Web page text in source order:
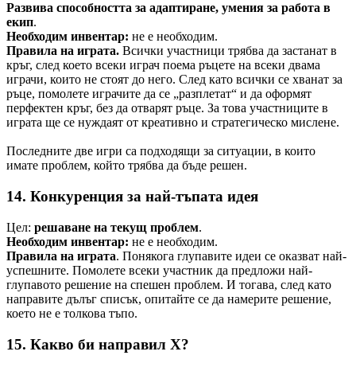
Развива способността за адаптиране, умения за работа в
екип.
Необходим инвентар: не е необходим.
Правила на играта. Всички участници трябва да застанат в
кръг, след което всеки играч поема ръцете на всеки двама
играчи, които не стоят до него. След като всички се хванат за
ръце, помолете играчите да се „разплетат“ и да оформят
перфектен кръг, без да отварят ръце. За това участниците в
играта ще се нуждаят от креативно и стратегическо мислене.
Последните две игри са подходящи за ситуации, в които
имате проблем, който трябва да бъде решен.
14. Конкуренция за най-тъпата идея
Цел: решаване на текущ проблем.
Необходим инвентар: не е необходим.
Правила на играта. Понякога глупавите идеи се оказват най-
успешните. Помолете всеки участник да предложи най-
глупавото решение на спешен проблем. И тогава, след като
направите дълъг списък, опитайте се да намерите решение,
което не е толкова тъпо.
15. Какво би направил X?